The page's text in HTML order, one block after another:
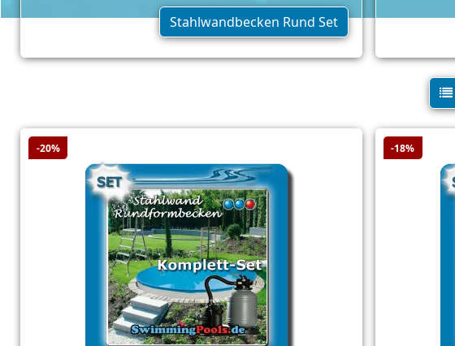
Stahlwandbecken Rund Set
-20% -18%